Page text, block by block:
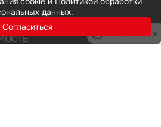
данных.
Согласиться